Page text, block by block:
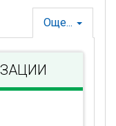
Още...